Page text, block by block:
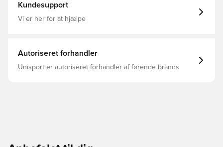
Kundesupport
Vi er her for at hjælpe
Autoriseret forhandler
Unisport er autoriseret forhandler af førende brands